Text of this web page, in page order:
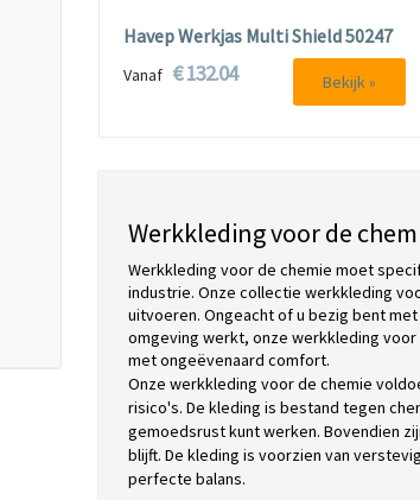
Havep Werkjas Multi Shield 50247
Vanaf € 132.04 Bekijk »
Werkkleding voor de
Werkkleding voor de chemie moet
industrie. Onze collectie werkkleding
uitvoeren. Ongeacht of u bezig bent
omgeving werkt, onze werkkleding
met ongeëvenaard comfort.
Onze werkkleding voor de chemie
risico's. De kleding is bestand tegen
gemoedsrust kunt werken. Bovendien
blijft. De kleding is voorzien van
perfecte balans.